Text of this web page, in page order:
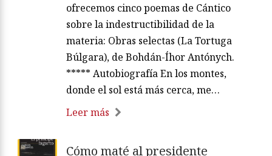
ofrecemos cinco poemas de Cántico
sobre la indestructibilidad de la
materia: Obras selectas (La Tortuga
Búlgara), de Bohdán-Íhor Antónych.
***** Autobiografía En los montes,
donde el sol está más cerca, me…
Leer más
Cómo maté al presidente